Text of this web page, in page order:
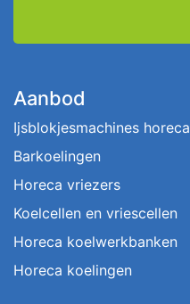
Aanbod
Ijsblokjesmachines horeca
Barkoelingen
Horeca vriezers
Koelcellen en vriescellen
Horeca koelwerkbanken
Horeca koelingen